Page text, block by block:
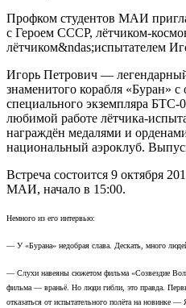
Профком студентов МАИ
с Героем СССР, лётчиком-
лётчиком&ndas;испытателем
Игорь Петрович —
знаменитого корабля «Буран»
специального экземпляра БТС-
любимой работе лётчика-
награждён медалями и
национальный аэроклуб.
Встреча состоится 9 октября
МАИ, начало в 15:00.
Немного из его интервью:
— У «Бурана» недобрая слава. Дескать, много
— Слухи навеяны сюжетом фильма «Созвездие
фильма — враньё. Но люди гибли, это правда.
отказаться от испытательного полёта на новинке